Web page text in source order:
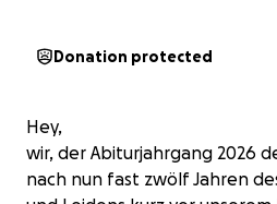
Donation protected
Hey,
wir, der Abiturjahrgang 2026
nach nun fast zwölf Jahren